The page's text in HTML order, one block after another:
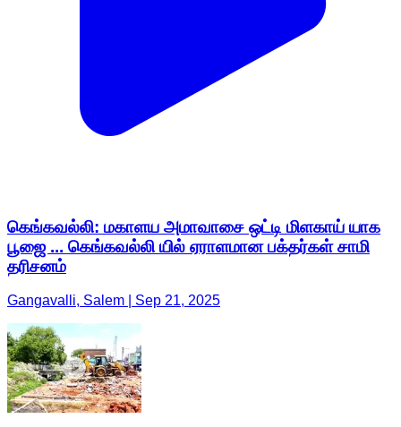
கெங்கவல்லி: மகாளய அமாவாசை ஒட்டி மிளகாய் யாக
பூஜை ... கெங்கவல்லி யில் ஏராளமான பக்தர்கள் சாமி
தரிசனம்
Gangavalli, Salem | Sep 21, 2025